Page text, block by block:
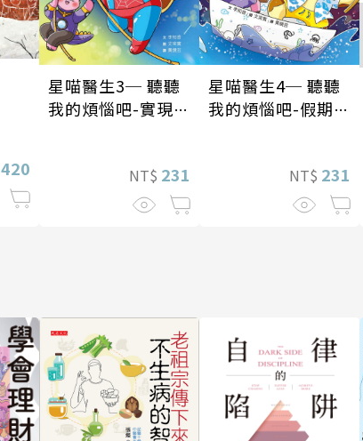
420
星喵醫生3─ 聽聽
我的煩惱吧-實現自
NT$ 231
星喵醫生4─ 聽聽
我的煩惱吧-假期挑
NT$ 231